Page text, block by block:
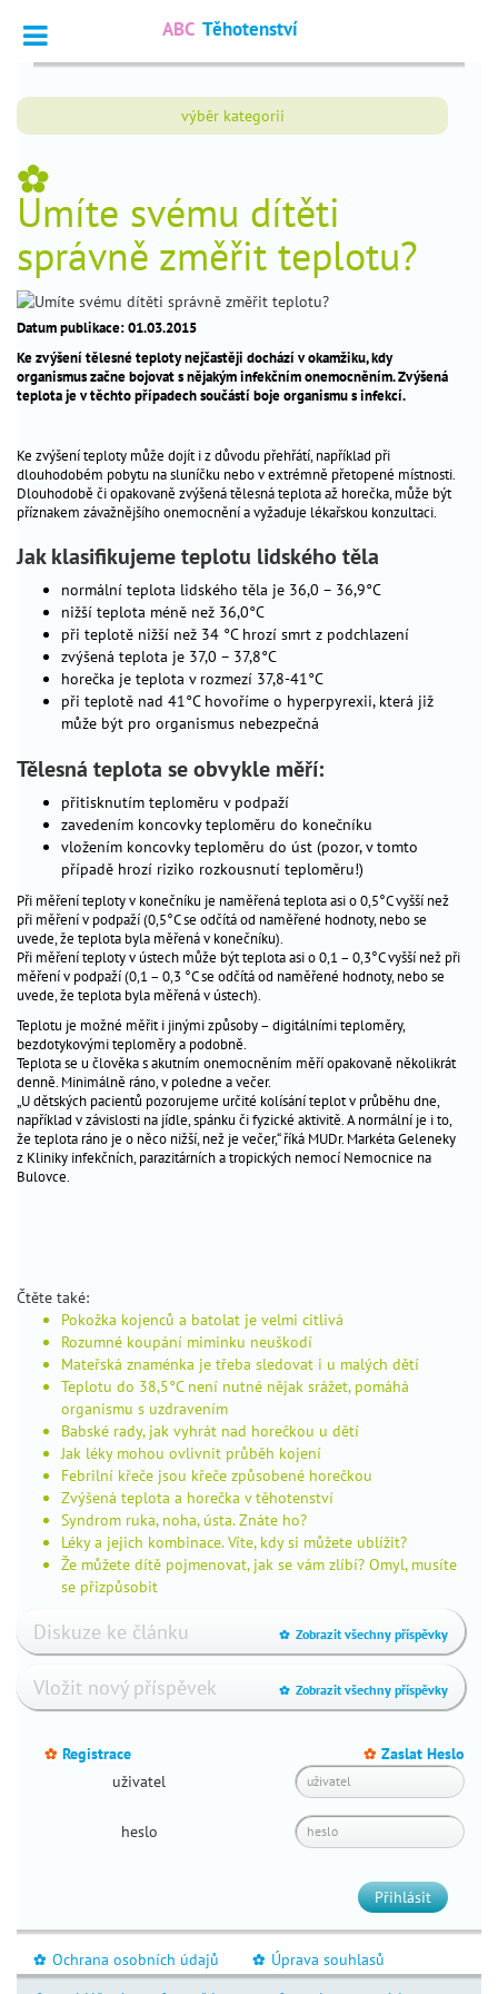
_ Dotazy
Výpočet
termínu
_ Fórum
čtenářů
nejčtenější
chci
_ těhotenství
_ péče
dítě
antikoncepce
gynekologická
prevence
o
dítě
novorozenecký
screening
očkování
preventivní
prohlídky
stomatologická
péče
péče
o
pokožku
zdraví
dítěte
onemocnění
vzácné
nemoci
dětský
diabetes
zvýšená
teplota
dítěte
psychický
vývoj
zraku
řeči
dítěte
styl
školy
ABC Těhotenství
výběr kategorii
_
Umíte svému dítěti
správně změřit teplotu?
Datum publikace: 01.03.2015
Ke zvýšení tělesné teploty nejčastěji dochází v okamžiku, kdy
organismus začne bojovat s nějakým infekčním onemocněním. Zvýšená
teplota je v těchto případech součástí boje organismu s infekcí.
Ke zvýšení teploty může dojít i z důvodu přehřátí, například při
dlouhodobém pobytu na sluníčku nebo v extrémně přetopené místnosti.
Dlouhodobě či opakovaně zvýšená tělesná teplota až horečka, může být
příznakem závažnějšího onemocnění a vyžaduje lékařskou konzultaci.
Jak klasifikujeme teplotu lidského těla
normální teplota lidského těla je 36,0 – 36,9°C
nižší teplota méně než 36,0°C
při teplotě nižší než 34 °C hrozí smrt z podchlazení
zvýšená teplota je 37,0 – 37,8°C
horečka je teplota v rozmezí 37,8-41°C
při teplotě nad 41°C hovoříme o hyperpyrexii, která již
může být pro organismus nebezpečná
Tělesná teplota se obvykle měří:
přitisknutím teploměru v podpaží
zavedením koncovky teploměru do konečníku
vložením koncovky teploměru do úst (pozor, v tomto
případě hrozí riziko rozkousnutí teploměru!)
Při měření teploty v konečníku je naměřená teplota asi o 0,5°C vyšší než
při měření v podpaží (0,5°C se odčítá od naměřené hodnoty, nebo se
uvede, že teplota byla měřená v konečníku).
Při měření teploty v ústech může být teplota asi o 0,1 – 0,3°C vyšší než při
měření v podpaží (0,1 – 0,3 °C se odčítá od naměřené hodnoty, nebo se
uvede, že teplota byla měřená v ústech).
Teplotu je možné měřit i jinými způsoby – digitálními teploměry,
bezdotykovými teploměry a podobně.
Teplota se u člověka s akutním onemocněním měří opakovaně několikrát
denně. Minimálně ráno, v poledne a večer.
„U dětských pacientů pozorujeme určité kolísání teplot v průběhu dne,
například v závislosti na jídle, spánku či fyzické aktivitě. A normální je i to,
že teplota ráno je o něco nižší, než je večer,“ říká MUDr. Markéta Geleneky
z Kliniky infekčních, parazitárních a tropických nemocí Nemocnice na
Bulovce.
Čtěte také:
Pokožka kojenců a batolat je velmi citlivá
Rozumné koupání miminku neuškodí
Mateřská znaménka je třeba sledovat i u malých dětí
Teplotu do 38,5°C není nutné nějak srážet, pomáhá
organismu s uzdravením
Babské rady, jak vyhrát nad horečkou u dětí
Jak léky mohou ovlivnit průběh kojení
Febrilní křeče jsou křeče způsobené horečkou
Zvýšená teplota a horečka v těhotenství
Syndrom ruka, noha, ústa. Znáte ho?
Léky a jejich kombinace. Víte, kdy si můžete ublížit?
Že můžete dítě pojmenovat, jak se vám zlíbí? Omyl, musíte
se přizpůsobit
Diskuze ke článku _ Zobrazit všechny příspěvky
Vložit nový příspěvek _ Zobrazit všechny příspěvky
_ Registrace _ Zaslat Heslo
uživatel
heslo
Přihlásit
_ Ochrana osobních údajů _ Úprava souhlasů